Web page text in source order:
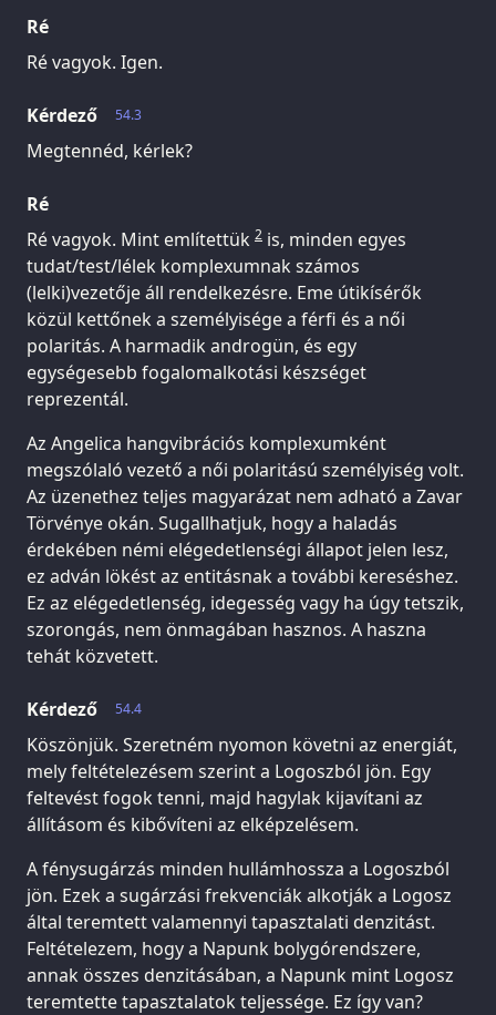
Ré
Ré vagyok. Igen.
54.3
Kérdező
Megtennéd, kérlek?
Ré
Ré vagyok. Mint említettük 2 is, minden egyes
tudat/test/lélek komplexumnak számos
(lelki)vezetője áll rendelkezésre. Eme útikísérők
közül kettőnek a személyisége a férfi és a női
polaritás. A harmadik androgün, és egy
egységesebb fogalomalkotási készséget
reprezentál.
Az Angelica hangvibrációs komplexumként
megszólaló vezető a női polaritású személyiség volt.
Az üzenethez teljes magyarázat nem adható a Zavar
Törvénye okán. Sugallhatjuk, hogy a haladás
érdekében némi elégedetlenségi állapot jelen lesz,
ez adván lökést az entitásnak a további kereséshez.
Ez az elégedetlenség, idegesség vagy ha úgy tetszik,
szorongás, nem önmagában hasznos. A haszna
tehát közvetett.
54.4
Kérdező
Köszönjük. Szeretném nyomon követni az energiát,
mely feltételezésem szerint a Logoszból jön. Egy
feltevést fogok tenni, majd hagylak kijavítani az
állításom és kibővíteni az elképzelésem.
A fénysugárzás minden hullámhossza a Logoszból
jön. Ezek a sugárzási frekvenciák alkotják a Logosz
által teremtett valamennyi tapasztalati denzitást.
Feltételezem, hogy a Napunk bolygórendszere,
annak összes denzitásában, a Napunk mint Logosz
teremtette tapasztalatok teljessége. Ez így van?